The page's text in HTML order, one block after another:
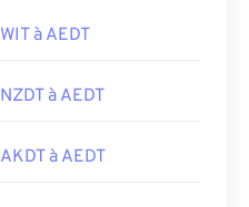
WIT à AEDT
NZDT à AEDT
AKDT à AEDT